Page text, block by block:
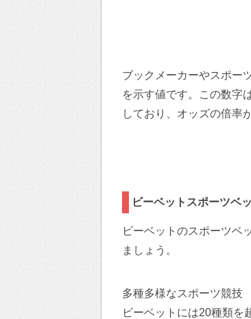
ブックメーカーやスポー
を示す値です。この数字
しており、オッズの倍率
ビーベットスポーツベ
ビーベットのスポーツベ
ましょう。
多種多様なスポーツ競技
ビーベットには20種類を